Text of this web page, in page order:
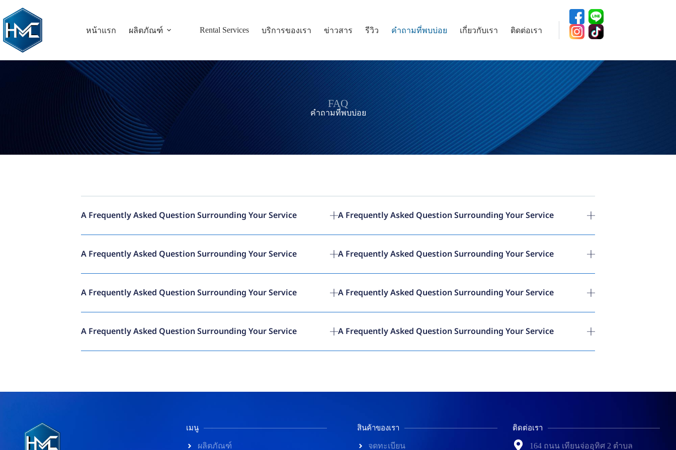
หน้าแรก ผลิตภัณฑ์ Rental Services บริการของเรา ข่าวสาร รีวิว คำถามที่พบบ่อย เกี่ยวกับเรา ติดต่อเรา
FAQ
คำถามที่พบบ่อย
A Frequently Asked Question Surrounding Your Service
A Frequently Asked Question Surrounding Your Service
A Frequently Asked Question Surrounding Your Service
A Frequently Asked Question Surrounding Your Service
A Frequently Asked Question Surrounding Your Service
A Frequently Asked Question Surrounding Your Service
A Frequently Asked Question Surrounding Your Service
A Frequently Asked Question Surrounding Your Service
เมนู
ผลิตภัณฑ์
สินค้าของเรา
จดทะเบียน
ติดต่อเรา
164 ถนน เทียนจ่ออุทิศ 2 ตำบล